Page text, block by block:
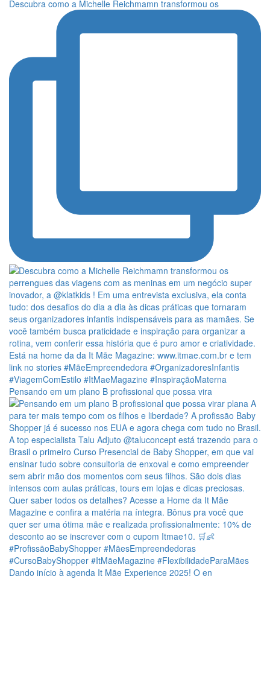
Descubra como a Michelle Reichmamn transformou os
Pensando em um plano B profissional que possa vira
Dando início à agenda It Mãe Experience 2025! O en